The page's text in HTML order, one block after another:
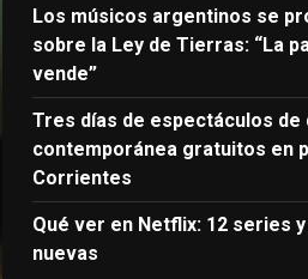
Los músicos argentinos se
sobre la Ley de Tierras: “La
vende”
Tres días de espectáculos de
contemporánea gratuitos en
Corrientes
Qué ver en Netflix: 12 series
nuevas